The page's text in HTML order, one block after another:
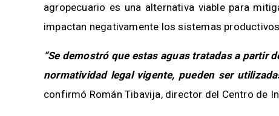
agropecuario es una alternativa viable para
impactan negativamente los sistemas
“Se demostró que estas aguas tratadas a partir
normatividad legal vigente, pueden ser
confirmó Román Tibavija, director del Centro de